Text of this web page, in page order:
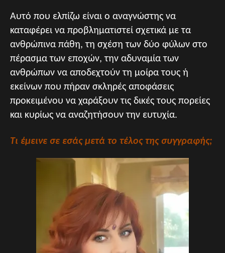
Αυτό που ελπίζω είναι ο αναγνώστης να
καταφέρει να προβληματιστεί σχετικά με τα
ανθρώπινα πάθη, τη σχέση των δύο φύλων στο
πέρασμα των εποχών, την αδυναμία των
ανθρώπων να αποδεχτούν τη μοίρα τους ή
εκείνων που πήραν σκληρές αποφάσεις
προκειμένου να χαράξουν τις δικές τους πορείες
και κυρίως να αναζητήσουν την ευτυχία.
Τι έμεινε σε εσάς μετά το τέλος της συγγραφής;